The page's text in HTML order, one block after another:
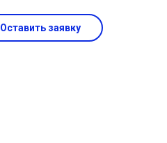
Оставить заявку